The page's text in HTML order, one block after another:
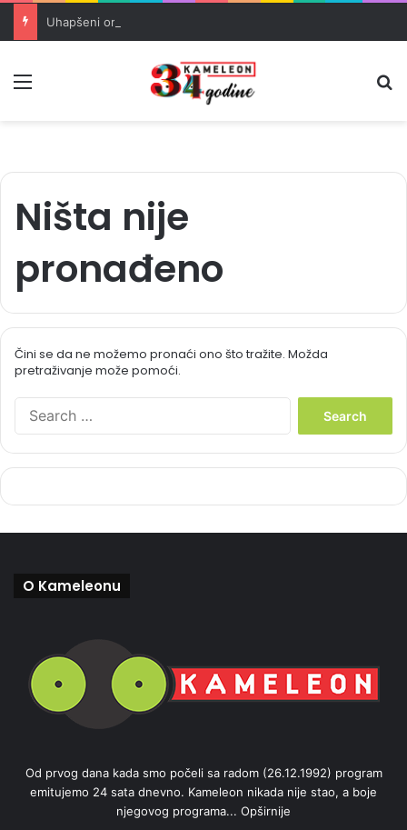
Ništa nije
pronađeno
Čini se da ne možemo pronaći ono što tražite. Možda
pretraživanje može pomoći.
h
O Kameleonu
Od prvog dana kada smo počeli sa radom (26.12.1992) program
emitujemo 24 sata dnevno. Kameleon nikada nije stao, a boje
njegovog programa... Opširnije